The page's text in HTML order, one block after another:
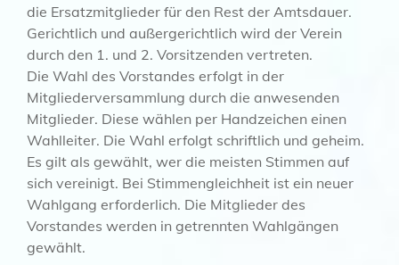
die Ersatzmitglieder für den Rest der Amtsdauer.
Gerichtlich und außergerichtlich wird der Verein
durch den 1. und 2. Vorsitzenden vertreten.
Die Wahl des Vorstandes erfolgt in der
Mitgliederversammlung durch die anwesenden
Mitglieder. Diese wählen per Handzeichen einen
Wahlleiter. Die Wahl erfolgt schriftlich und geheim.
Es gilt als gewählt, wer die meisten Stimmen auf
sich vereinigt. Bei Stimmengleichheit ist ein neuer
Wahlgang erforderlich. Die Mitglieder des
Vorstandes werden in getrennten Wahlgängen
gewählt.